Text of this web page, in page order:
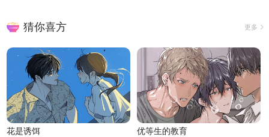
猜你喜方 更多
花是诱饵 优等生的教育